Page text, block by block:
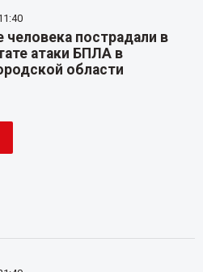
человека пострадали в
атаки БПЛА в
области